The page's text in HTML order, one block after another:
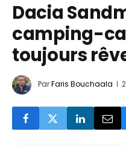
Dacia
camping-
toujours
ParFaris Bouchaala